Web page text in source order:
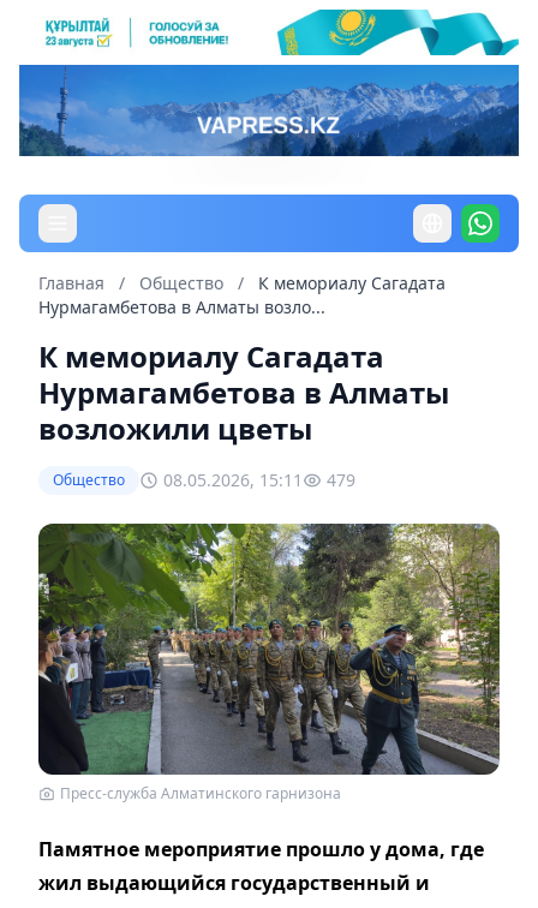
Главная / Общество /
К мемориалу Сагадата
Нурмагамбетова в Алматы возло...
К мемориалу Сагадата
Нурмагамбетова в Алматы
возложили цветы
Общество 08.05.2026, 15:11 479
Пресс-служба Алматинского гарнизона
Памятное мероприятие прошло у дома, где
жил выдающийся государственный и